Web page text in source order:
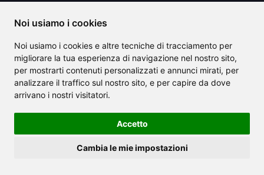
Noi usiamo i cookies
Noi usiamo i cookies e altre tecniche di tracciamento per
migliorare la tua esperienza di navigazione nel nostro sito,
per mostrarti contenuti personalizzati e annunci mirati, per
analizzare il traffico sul nostro sito, e per capire da dove
arrivano i nostri visitatori.
Accetto
Cambia le mie impostazioni
Novità e aggiornamenti
In arrivo presto